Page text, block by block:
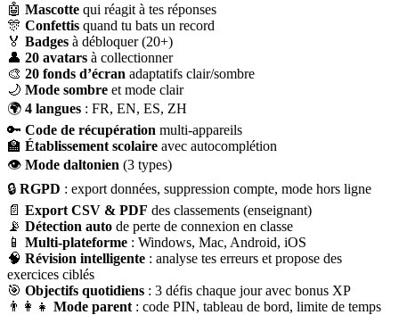
🤖 Mascotte qui réagit à tes réponses
🎊 Confettis quand tu bats un record
🏅 Badges à débloquer (20+)
👤 20 avatars à collectionner
🎨 20 fonds d’écran adaptatifs clair/sombre
🌙 Mode sombre et mode clair
🌍 4 langues : FR, EN, ES, ZH
🔑 Code de récupération multi-appareils
🏫 Établissement scolaire avec autocomplétion
👁 Mode daltonien (3 types)
🔒 RGPD : export données, suppression compte, mode hors ligne
📄 Export CSV & PDF des classements (enseignant)
📡 Détection auto de perte de connexion en classe
📱 Multi-plateforme : Windows, Mac, Android, iOS
🧠 Révision intelligente : analyse tes erreurs et propose des
exercices ciblés
🎯 Objectifs quotidiens : 3 défis chaque jour avec bonus XP
👨‍👩‍👧 Mode parent : code PIN, tableau de bord, limite de temps